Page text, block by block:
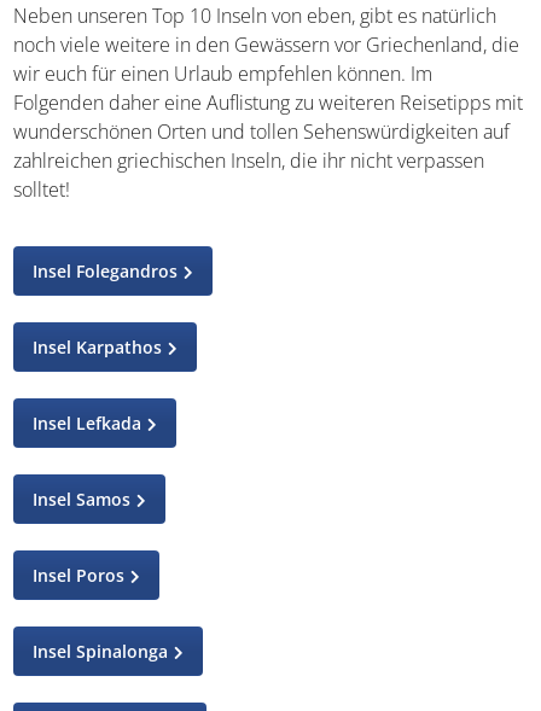
Neben unseren Top 10 Inseln von eben, gibt es natürlich
noch viele weitere in den Gewässern vor Griechenland,
die wir euch für einen Urlaub empfehlen können. Im
Folgenden daher eine Auflistung zu weiteren Reisetipps
mit wunderschönen Orten und tollen
Sehenswürdigkeiten auf zahlreichen griechischen Inseln,
die ihr nicht verpassen solltet!
Insel Folegandros
Insel Karpathos
Insel Lefkada
Insel Samos
Insel Poros
Insel Spinalonga